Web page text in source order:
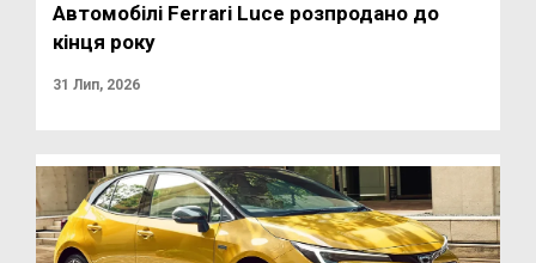
Автомобілі Ferrari Luce розпродано до
кінця року
31 Лип, 2026